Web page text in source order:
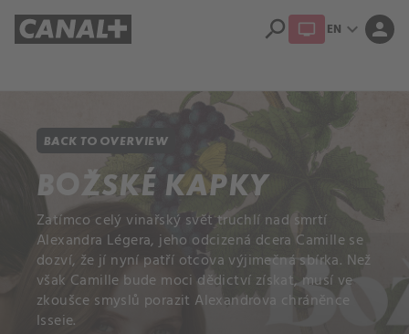
search EN expand_more person
BACK TO OVERVIEW
BOŽSKÉ KAPKY
Zatímco celý vinařský svět truchlí nad smrtí
Alexandra Légera, jeho odcizená dcera Camille se
dozví, že jí nyní patří otcova výjimečná sbírka. Než
však Camille bude moci dědictví získat, musí ve
zkoušce smyslů porazit Alexandrova chráněnce
Isseie.